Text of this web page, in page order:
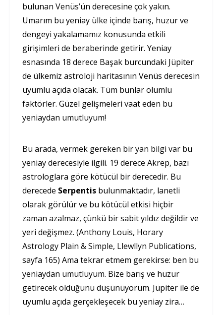
bulunan Venüs’ün derecesine çok yakın.
Umarım bu yeniay ülke içinde barış, huzur ve
dengeyi yakalamamız konusunda etkili
girişimleri de beraberinde getirir. Yeniay
esnasında 18 derece Başak burcundaki Jüpiter
de ülkemiz astroloji haritasının Venüs derecesin
uyumlu açıda olacak. Tüm bunlar olumlu
faktörler. Güzel gelişmeleri vaat eden bu
yeniaydan umutluyum!
Bu arada, vermek gereken bir yan bilgi var bu
yeniay derecesiyle ilgili. 19 derece Akrep, bazı
astrologlara göre kötücül bir derecedir. Bu
derecede Serpentis bulunmaktadır, lanetli
olarak görülür ve bu kötücül etkisi hiçbir
zaman azalmaz, çünkü bir sabit yıldız değildir ve
yeri değişmez. (Anthony Louis, Horary
Astrology Plain & Simple, Llewllyn Publications,
sayfa 165) Ama tekrar etmem gerekirse: ben bu
yeniaydan umutluyum. Bize barış ve huzur
getirecek olduğunu düşünüyorum. Jüpiter ile de
uyumlu açıda gerçekleşecek bu yeniay zira…